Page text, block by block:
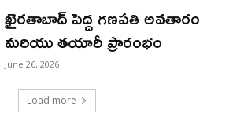
ఖైరతాబాద్ పెద్ద గణపతి అవతారం
మరియు తయారీ ప్రారంభం
June 26, 2026
Load more